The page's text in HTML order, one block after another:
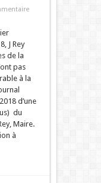
J Rey
de la
pas
à la
d’une
du
Maire.
à